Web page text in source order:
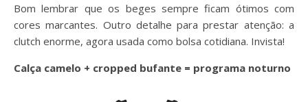
Bom lembrar que os beges sempre ficam ótimos com
cores marcantes. Outro detalhe para prestar atenção: a
clutch enorme, agora usada como bolsa cotidiana. Invista!
Calça camelo + cropped bufante = programa noturno